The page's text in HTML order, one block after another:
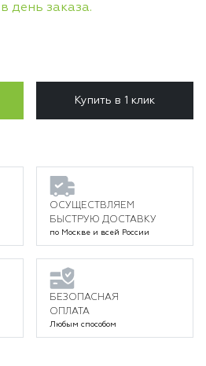
день заказа.
Купить в 1 клик
ОСУЩЕСТВЛЯЕМ
БЫСТРУЮ ДОСТАВКУ
по Москве и всей России
БЕЗОПАСНАЯ
ОПЛАТА
Любым способом